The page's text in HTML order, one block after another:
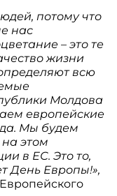
потому что
нас
– это те
жизни
всю
Молдова
европейские
Мы будем
этом
в ЕС. Это то,
День Европы!»,